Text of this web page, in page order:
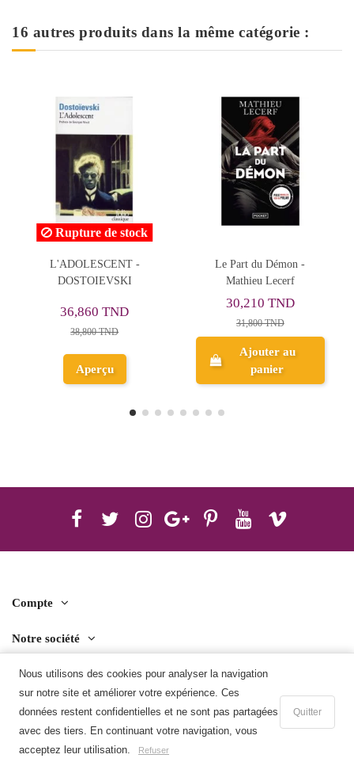
Nous utilisons des cookies pour analyser la navigation
sur notre site et améliorer votre expérience. Ces
données restent confidentielles et ne sont pas partagées
avec des tiers. En continuant votre navigation, vous
acceptez leur utilisation.
Refuser
Quitter
Ajouter au panier
16 autres produits dans la même catégorie :
Le Part du Démon -
Mathieu Lecerf
Ajouter au
panier
LE LIVRE DES
ILLUSIONS
28,500 TND
30,000 TND
Ajouter au
panier
Compte
Notre société
Contact us
Télécharger l'application mobile